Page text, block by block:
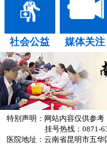
社会公益 媒体关注
特别声明：网站内容仅供参考
挂号热线：0871-
医院地址：云南省昆明市五